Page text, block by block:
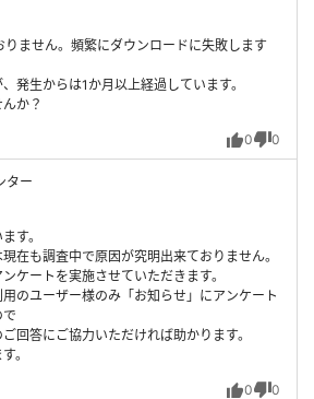
0 0
ません。頻繁にダウンロードに失敗します
発生からは1か月以上経過しています。
か？
ター
0 0
す。
在も調査中で原因が究明出来ておりません。
ケートを実施させていただきます。
のユーザー様のみ「お知らせ」にアンケート
回答にご協力いただければ助かります。
。